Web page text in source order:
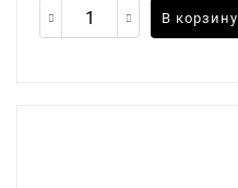
В корзину